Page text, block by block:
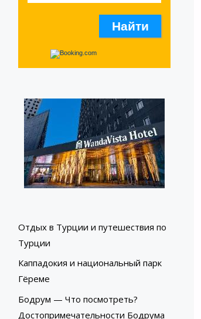
Отдых в Турции и путешествия по
Турции
Каппадокия и национальный парк
Гёреме
Бодрум — Что посмотреть?
Достопримечательности Бодрума